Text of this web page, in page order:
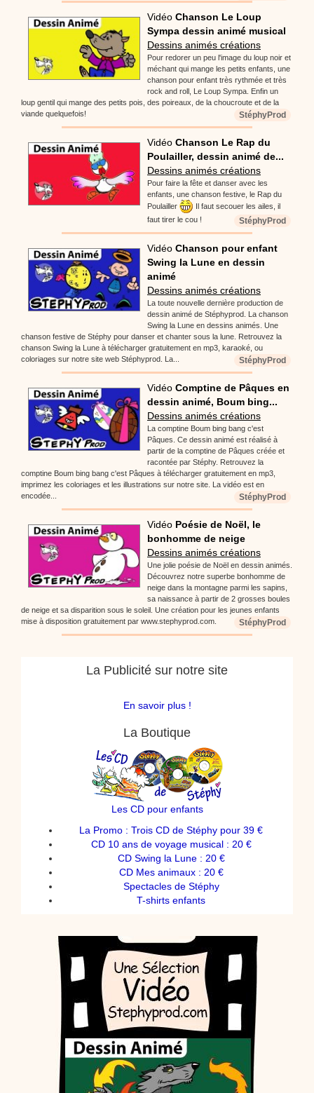
Vidéo Chanson Le Loup
Sympa dessin animé musical
Dessins animés créations
Pour redorer un peu l'image du loup noir et
méchant qui mange les petits enfants, une
chanson pour enfant très rythmée et très
rock and roll, Le Loup Sympa. Enfin un
loup gentil qui mange des petits pois, des poireaux, de la choucroute et de la
viande quelquefois!
StéphyProd
Vidéo Chanson Le Rap du
Poulailler, dessin animé de...
Dessins animés créations
Pour faire la fête et danser avec les
enfants, une chanson festive, le Rap du
Poulailler
Il faut secouer les ailes, il
faut tirer le cou !
StéphyProd
Vidéo Chanson pour enfant
Swing la Lune en dessin
animé
Dessins animés créations
La toute nouvelle dernière production de
dessin animé de Stéphyprod. La chanson
Swing la Lune en dessins animés. Une
chanson festive de Stéphy pour danser et chanter sous la lune. Retrouvez la
chanson Swing la Lune à télécharger gratuitement en mp3, karaoké, ou
coloriages sur notre site web Stéphyprod. La...
StéphyProd
Vidéo Comptine de Pâques en
dessin animé, Boum bing...
Dessins animés créations
La comptine Boum bing bang c'est
Pâques. Ce dessin animé est réalisé à
partir de la comptine de Pâques créée et
racontée par Stéphy. Retrouvez la
comptine Boum bing bang c'est Pâques à télécharger gratuitement en mp3,
imprimez les coloriages et les illustrations sur notre site. La vidéo est en
encodée...
StéphyProd
Vidéo Poésie de Noël, le
bonhomme de neige
Dessins animés créations
Une jolie poésie de Noël en dessin animés.
Découvrez notre superbe bonhomme de
neige dans la montagne parmi les sapins,
sa naissance à partir de 2 grosses boules
de neige et sa disparition sous le soleil. Une création pour les jeunes enfants
mise à disposition gratuitement par www.stephyprod.com.
StéphyProd
La Publicité sur notre site
En savoir plus !
La Boutique
Les CD pour enfants
La Promo : Trois CD de Stéphy pour 39 €
CD 10 ans de voyage musical : 20 €
CD Swing la Lune : 20 €
CD Mes animaux : 20 €
Spectacles de Stéphy
T-shirts enfants